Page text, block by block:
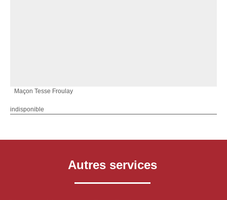
Maçon Tesse Froulay
indisponible
Autres services